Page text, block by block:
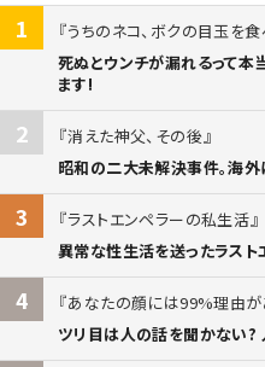
1
うちのネコ、ボクの目玉を食
死ぬとウンチが漏れるって本
ます!
2
消えた神父、その後
昭和の二大未解決事件。海外
3
ラストエンペラーの私生活
異常な性生活を送ったラスト
4
あなたの顔には99%理由が
ツリ目は人の話を聞かない?